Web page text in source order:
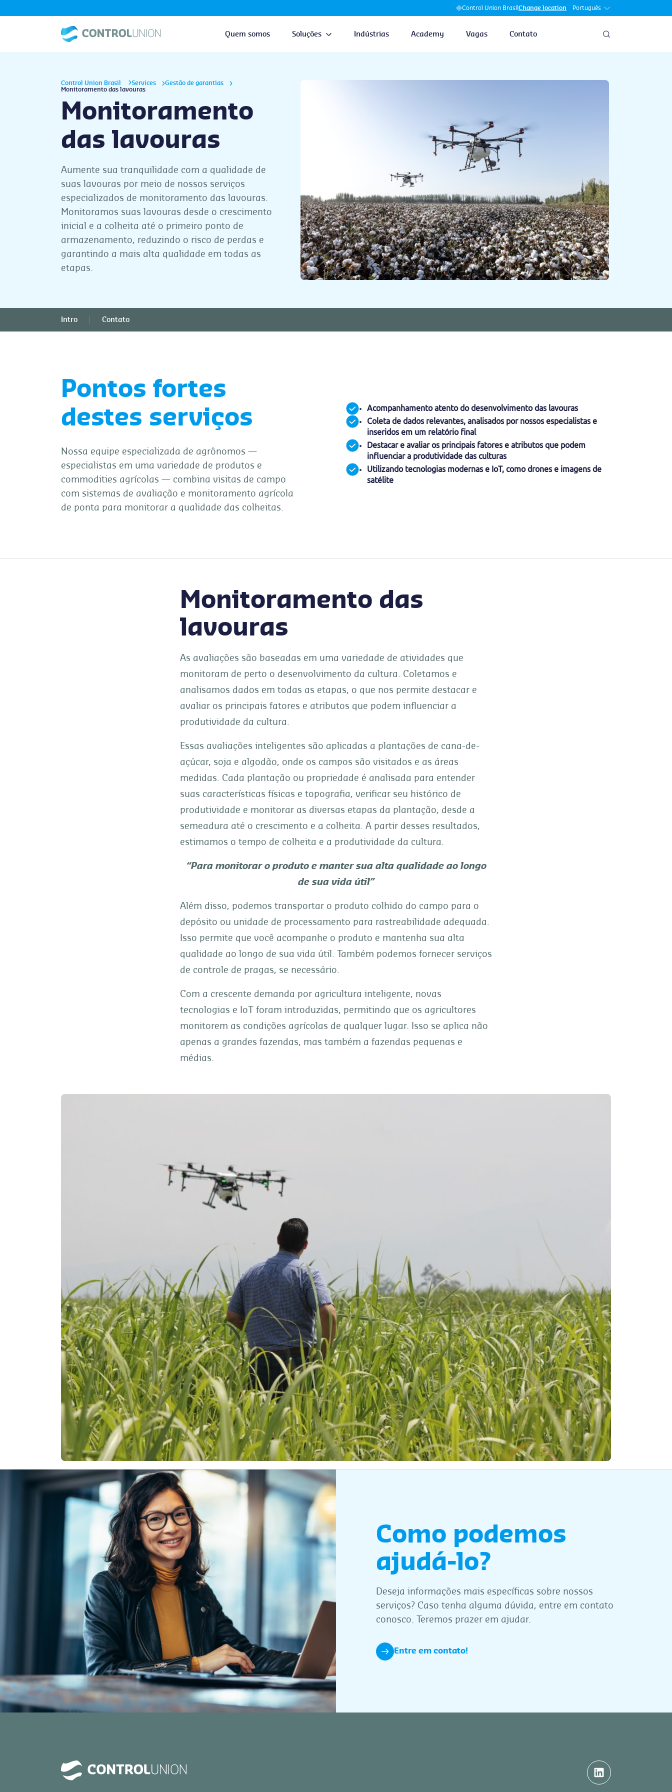
Control Union BrasilChange location Português
Quem somos Soluções Indústrias Academy Vagas Contato
Control Union Brasil Services
Gestão de garantias
Monitoramento das lavouras
Monitoramento
das lavouras
Aumente sua tranquilidade com a qualidade de
suas lavouras por meio de nossos serviços
especializados de monitoramento das lavouras.
Monitoramos suas lavouras desde o crescimento
inicial e a colheita até o primeiro ponto de
armazenamento, reduzindo o risco de perdas e
garantindo a mais alta qualidade em todas as
etapas.
Intro Contato
Pontos fortes
destes serviços
Nossa equipe especializada de agrônomos —
especialistas em uma variedade de produtos e
commodities agrícolas — combina visitas de campo
com sistemas de avaliação e monitoramento agrícola
de ponta para monitorar a qualidade das colheitas.
Acompanhamento atento do desenvolvimento das lavouras
Coleta de dados relevantes, analisados ​​por nossos especialistas e
inseridos em um relatório final
Destacar e avaliar os principais fatores e atributos que podem
influenciar a produtividade das culturas
Utilizando tecnologias modernas e IoT, como drones e imagens de
satélite
Monitoramento das
lavouras
As avaliações são baseadas em uma variedade de atividades que
monitoram de perto o desenvolvimento da cultura. Coletamos e
analisamos dados em todas as etapas, o que nos permite destacar e
avaliar os principais fatores e atributos que podem influenciar a
produtividade da cultura.
Essas avaliações inteligentes são aplicadas a plantações de cana-de-
açúcar, soja e algodão, onde os campos são visitados e as áreas
medidas. Cada plantação ou propriedade é analisada para entender
suas características físicas e topografia, verificar seu histórico de
produtividade e monitorar as diversas etapas da plantação, desde a
semeadura até o crescimento e a colheita. A partir desses resultados,
estimamos o tempo de colheita e a produtividade da cultura.
“Para monitorar o produto e manter sua alta qualidade ao longo
de sua vida útil”
Além disso, podemos transportar o produto colhido do campo para o
depósito ou unidade de processamento para rastreabilidade adequada.
Isso permite que você acompanhe o produto e mantenha sua alta
qualidade ao longo de sua vida útil. Também podemos fornecer serviços
de controle de pragas, se necessário.
Com a crescente demanda por agricultura inteligente, novas
tecnologias e IoT foram introduzidas, permitindo que os agricultores
monitorem as condições agrícolas de qualquer lugar. Isso se aplica não
apenas a grandes fazendas, mas também a fazendas pequenas e
médias.
Como podemos
ajudá-lo?
Deseja informações mais específicas sobre nossos
serviços? Caso tenha alguma dúvida, entre em contato
conosco. Teremos prazer em ajudar.
Entre em contato!